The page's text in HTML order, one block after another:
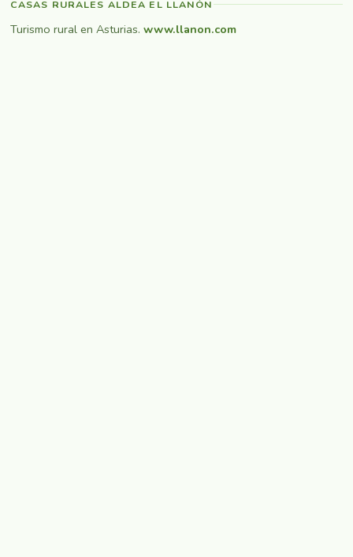
CASAS RURALES ALDEA EL LLANÓN
Turismo rural en Asturias. www.llanon.com